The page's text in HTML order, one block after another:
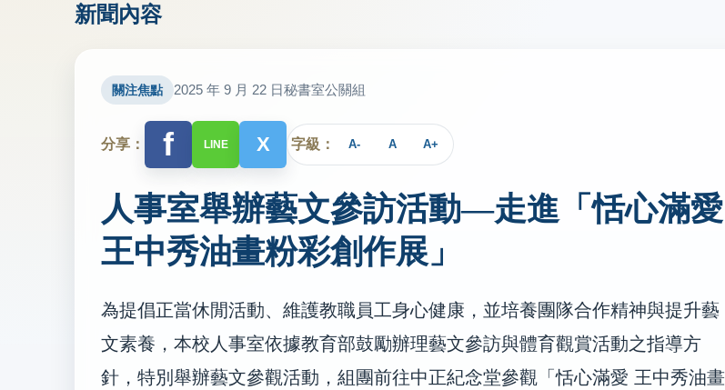
新聞內容
關注焦點 2025 年 9 月 22 日秘書室公關組
分享： f LINE X 字級： A- A A+
人事室舉辦藝文參訪活動—走進「恬心滿愛
王中秀油畫粉彩創作展」
為提倡正當休閒活動、維護教職員工身心健康，並培養團隊合作精神與提升藝
文素養，本校人事室依據教育部鼓勵辦理藝文參訪與體育觀賞活動之指導方
針，特別舉辦藝文參觀活動，組團前往中正紀念堂參觀「恬心滿愛 王中秀油畫